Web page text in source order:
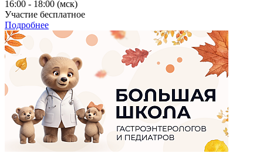
16:00 - 18:00 (мск)
Участие бесплатное
Подробнее